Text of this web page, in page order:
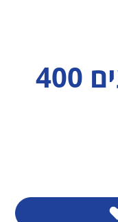
פלסטיגן 8 צבעים 400